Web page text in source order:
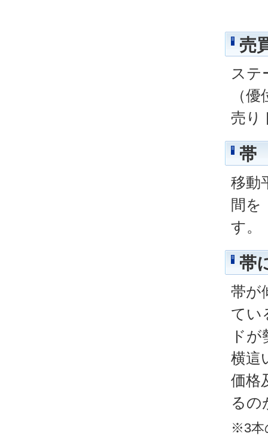
売
ステ
（
売り
帯
移動
間を
す。
帯
帯が
てい
ド
横這
価格
るの
※3本